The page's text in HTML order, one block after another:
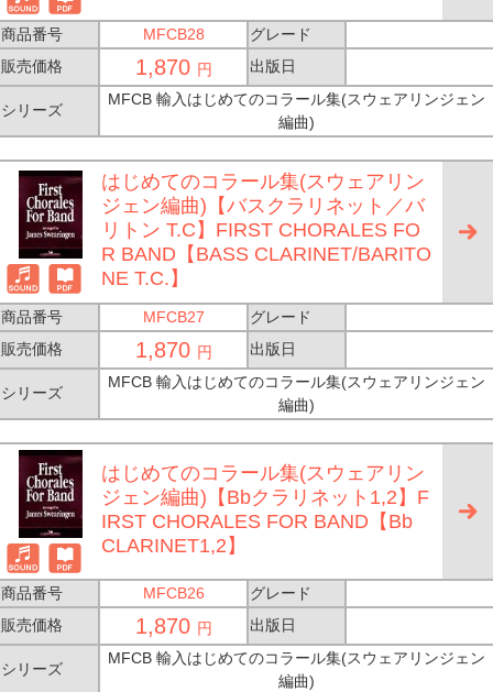
商品番号 MFCB28
グレード
販売価格
1,870 円 出版日
シリーズ
MFCB 輸入はじめてのコラール集(スウェアリンジェン
編曲)
はじめてのコラール集(スウェアリン
ジェン編曲)【バスクラリネット／バ
リトン T.C】FIRST CHORALES FO
R BAND【BASS CLARINET/BARITO
NE T.C.】
商品番号 MFCB27
グレード
販売価格
1,870 円 出版日
シリーズ
MFCB 輸入はじめてのコラール集(スウェアリンジェン
編曲)
はじめてのコラール集(スウェアリン
ジェン編曲)【Bbクラリネット1,2】F
IRST CHORALES FOR BAND【Bb
CLARINET1,2】
商品番号 MFCB26
グレード
販売価格
1,870 円 出版日
シリーズ
MFCB 輸入はじめてのコラール集(スウェアリンジェン
編曲)